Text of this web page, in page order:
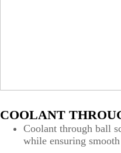
COOLANT
Coolant through ball
while ensuring